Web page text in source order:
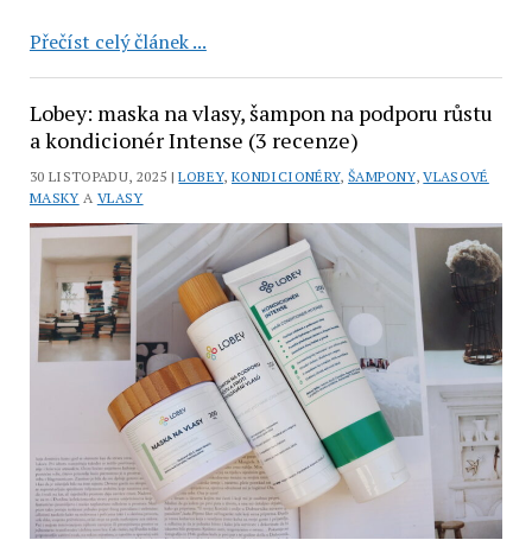
Přečíst celý článek ...Tuhé
Kvitok:
Čajovník,
Maca,
Ylang
Moringa
a
Vzácné
dřevo
(5
recenzí)
Lobey: maska na vlasy, šampon na podporu růstu
a kondicionér Intense (3 recenze)
30 LISTOPADU, 2025 |LOBEY, KONDICIONÉRY,ŠAMPONY,VLASOVÉ
MASKY A VLASY